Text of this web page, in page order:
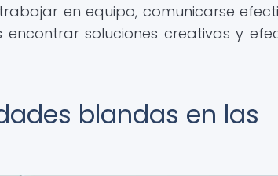
en equipo, comunicarse
soluciones creativas y
blandas en las